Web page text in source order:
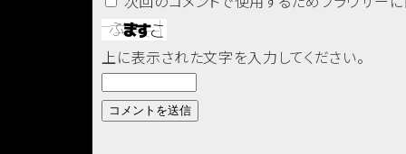
上に表示された文字を入力してください。